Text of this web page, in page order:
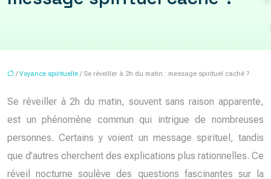
/Voyance spirituelle / Se réveiller à 2h du matin : message spirituel caché ?
Se réveiller à 2h du matin, souvent sans raison apparente,
est un phénomène commun qui intrigue de nombreuses
personnes. Certains y voient un message spirituel, tandis
que d’autres cherchent des explications plus rationnelles. Ce
réveil nocturne soulève des questions fascinantes sur la